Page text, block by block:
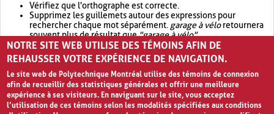
Vérifiez que l'orthographe est correcte.
Supprimez les guillemets autour des expressions pour
rechercher chaque mot séparément. garage à véloretournera
souvent plus de résultat que"garage à vélo".
Envisagez d'élargir votre recherche avec OR.garage OR vélo
retournera souvent plus de résultat quegarage à vélo
NOTRE SITE WEB UTILISE DES TÉMOINS AFIN DE
REHAUSSER VOTRE EXPÉRIENCE DE NAVIGATION.
Le site web de Polytechnique Montréal utilise des témoins de connexion
afin de recueillir des statistiques générales et offrir une meilleure
expérience à ses visiteurs. En naviguant sur le site, vous acceptez
l’utilisation de ces témoins selon les modalités spécifiées aux conditions